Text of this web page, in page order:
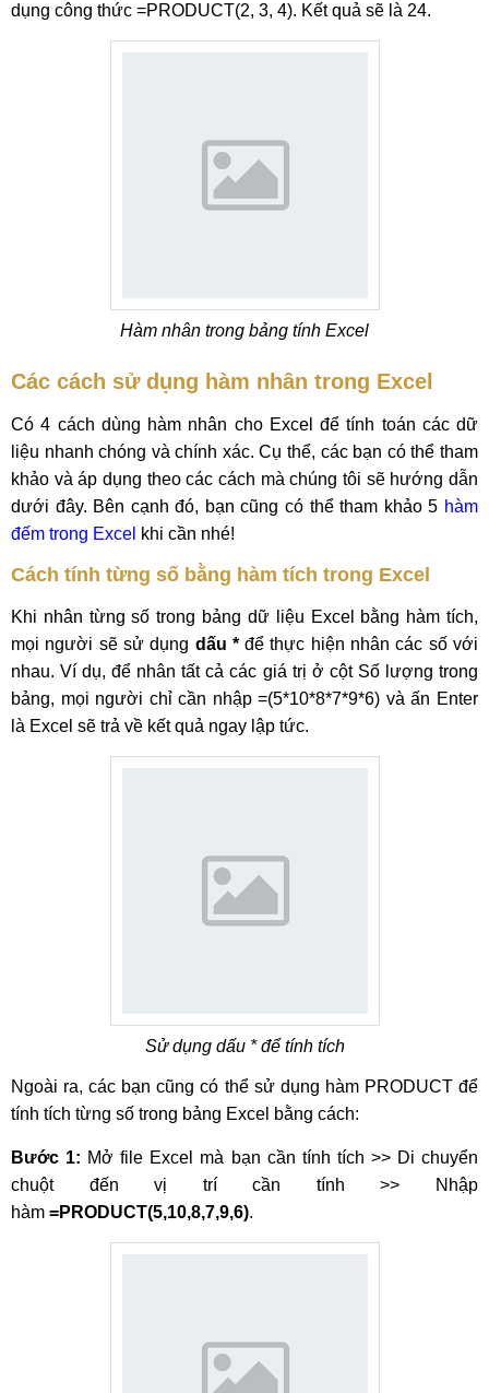
dụng công thức =PRODUCT(2, 3, 4). Kết quả sẽ là 24.
Hàm nhân trong bảng tính Excel
Các cách sử dụng hàm nhân trong Excel
Có 4 cách dùng hàm nhân cho Excel để tính toán các dữ
liệu nhanh chóng và chính xác. Cụ thể, các bạn có thể tham
khảo và áp dụng theo các cách mà chúng tôi sẽ hướng dẫn
dưới đây. Bên cạnh đó, bạn cũng có thể tham khảo 5 hàm
đếm trong Excel khi cần nhé!
Cách tính từng số bằng hàm tích trong Excel
Khi nhân từng số trong bảng dữ liệu Excel bằng hàm tích,
mọi người sẽ sử dụng dấu *để thực hiện nhân các số với
nhau. Ví dụ, để nhân tất cả các giá trị ở cột Số lượng trong
bảng, mọi người chỉ cần nhập =(5*10*8*7*9*6) và ấn Enter
là Excel sẽ trả về kết quả ngay lập tức.
Sử dụng dấu * để tính tích
Ngoài ra, các bạn cũng có thể sử dụng hàm PRODUCT để
tính tích từng số trong bảng Excel bằng cách:
Bước 1: Mở file Excel mà bạn cần tính tích >> Di chuyển
chuột đến vị trí cần tính >> Nhập
hàm =PRODUCT(5,10,8,7,9,6).